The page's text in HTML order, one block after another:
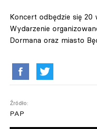
Koncert odbędzie się 20
Wydarzenie
Dormana oraz miasto
Źródło:
PAP